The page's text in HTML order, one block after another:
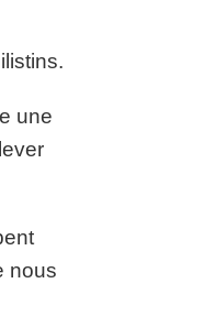
une
nous